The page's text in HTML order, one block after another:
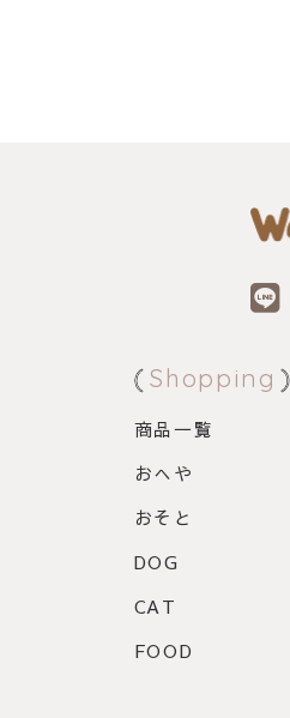
Shopping
商品一覧
おへや
おそと
DOG
CAT
FOOD